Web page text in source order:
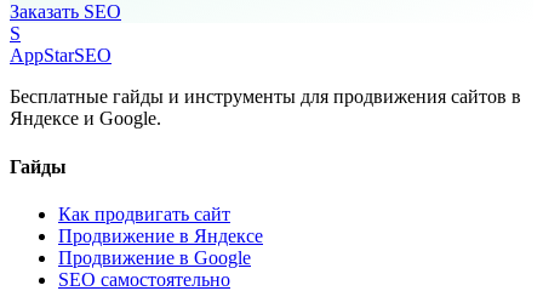
Заказать SEO
S
AppStarSEO
Бесплатные гайды и инструменты для продвижения сайтов в
Яндексе и Google.
Гайды
Как продвигать сайт
Продвижение в Яндексе
Продвижение в Google
SEO самостоятельно